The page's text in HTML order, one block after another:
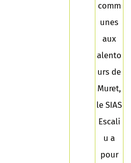
comm
unes
aux
alento
urs de
Muret,
le SIAS
Escali
u a
pour